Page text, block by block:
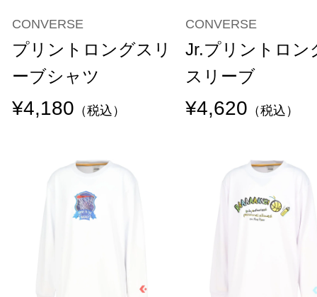
CONVERSE
プリントロングスリ
ーブシャツ
¥4,180 （税込）
CONVERSE
Jr.プリントロン
スリーブ
¥4,620 （税込）